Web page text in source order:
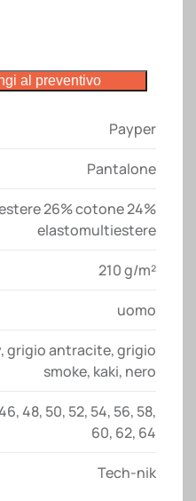
al preventivo
Payper
Pantalone
26% cotone 24%
elastomultiestere
210 g/m²
uomo
,grigio antracite,grigio
smoke, kaki, nero
,48, 50, 52, 54, 56, 58,
60, 62, 64
Tech-nik